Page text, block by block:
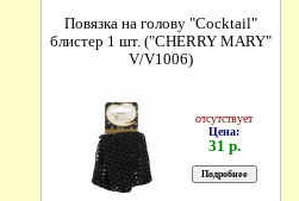
Повязка на голову "Cocktail"
блистер 1 шт. ("CHERRY MARY"
V/V1006)
отсутствует
Цена:
31 р.